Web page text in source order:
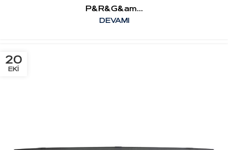
P&R&G&am...
DEVAMI
20
EKI